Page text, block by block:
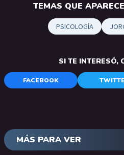
TEMAS QUE
PSICOLOGÍA
SI TE INTERESÓ,
FACEBOOK
MÁS PARA VER